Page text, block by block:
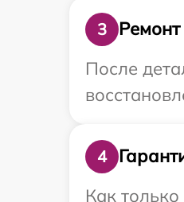
3
Ремонт
После
4
Как